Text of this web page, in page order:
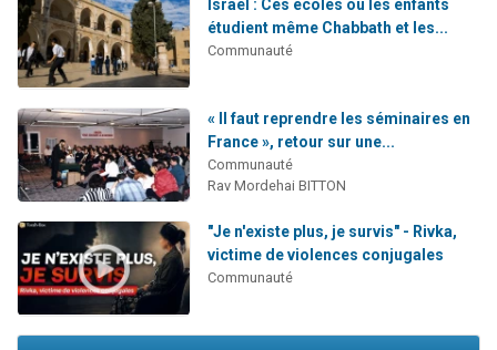
Israël : Ces écoles où les enfants
étudient même Chabbath et les...
Communauté
« Il faut reprendre les séminaires en
France », retour sur une...
Communauté
Rav Mordehai BITTON
"Je n'existe plus, je survis" - Rivka,
victime de violences conjugales
Communauté